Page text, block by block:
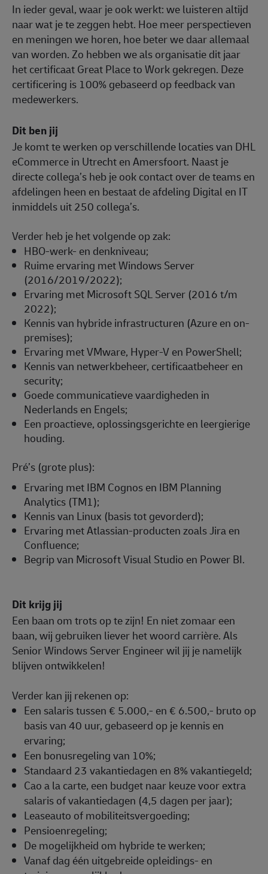
In ieder geval, waar je ook werkt: we luisteren altijd
naar wat je te zeggen hebt. Hoe meer perspectieven
en meningen we horen, hoe beter we daar allemaal
van worden. Zo hebben we als organisatie dit jaar
het certificaat Great Place to Work gekregen. Deze
certificering is 100% gebaseerd op feedback van
medewerkers.
Dit ben jij
Je komt te werken op verschillende locaties van DHL
eCommerce in Utrecht en Amersfoort. Naast je
directe collega’s heb je ook contact over de teams en
afdelingen heen en bestaat de afdeling Digital en IT
inmiddels uit 250 collega’s.
Verder heb je het volgende op zak:
HBO-werk- en denkniveau;
Ruime ervaring met Windows Server
(2016/2019/2022);
Ervaring met Microsoft SQL Server (2016 t/m
2022);
Kennis van hybride infrastructuren (Azure en on-
premises);
Ervaring met VMware, Hyper-V en PowerShell;
Kennis van netwerkbeheer, certificaatbeheer en
security;
Goede communicatieve vaardigheden in
Nederlands en Engels;
Een proactieve, oplossingsgerichte en leergierige
houding.
Pré’s (grote plus):
Ervaring met IBM Cognos en IBM Planning
Analytics (TM1);
Kennis van Linux (basis tot gevorderd);
Ervaring met Atlassian-producten zoals Jira en
Confluence;
Begrip van Microsoft Visual Studio en Power BI.
Dit krijg jij
Een baan om trots op te zijn! En niet zomaar een
baan, wij gebruiken liever het woord carrière. Als
Senior Windows Server Engineer wil jij je namelijk
blijven ontwikkelen!
Verder kan jij rekenen op:
Een salaris tussen € 5.000,- en € 6.500,- bruto op
basis van 40 uur, gebaseerd op je kennis en
ervaring;
Een bonusregeling van 10%;
Standaard 23 vakantiedagen en 8% vakantiegeld;
Cao a la carte, een budget naar keuze voor extra
salaris of vakantiedagen (4,5 dagen per jaar);
Leaseauto of mobiliteitsvergoeding;
Pensioenregeling;
De mogelijkheid om hybride te werken;
Vanaf dag één uitgebreide opleidings- en